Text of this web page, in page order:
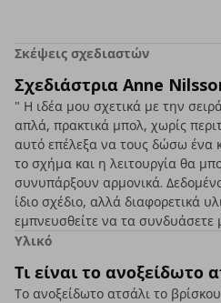
Σκέψεις σχεδιαστών
Σχεδιάστρια Anne
" Η ιδέα μου σχετικά με την
απλά, πρακτικά μπολ, χωρίς
αυτό επέλεξα να τους δώσω ένα
το σχήμα και η λειτουργία θα
συνυπάρξουν αρμονικά.
ίδιο σχέδιο, αλλά διαφορετικά
εμπνευσθείτε να τα συνδυάσετε
Υλικό
Τι είναι το ανοξείδωτο
Το ανοξείδωτο ατσάλι το